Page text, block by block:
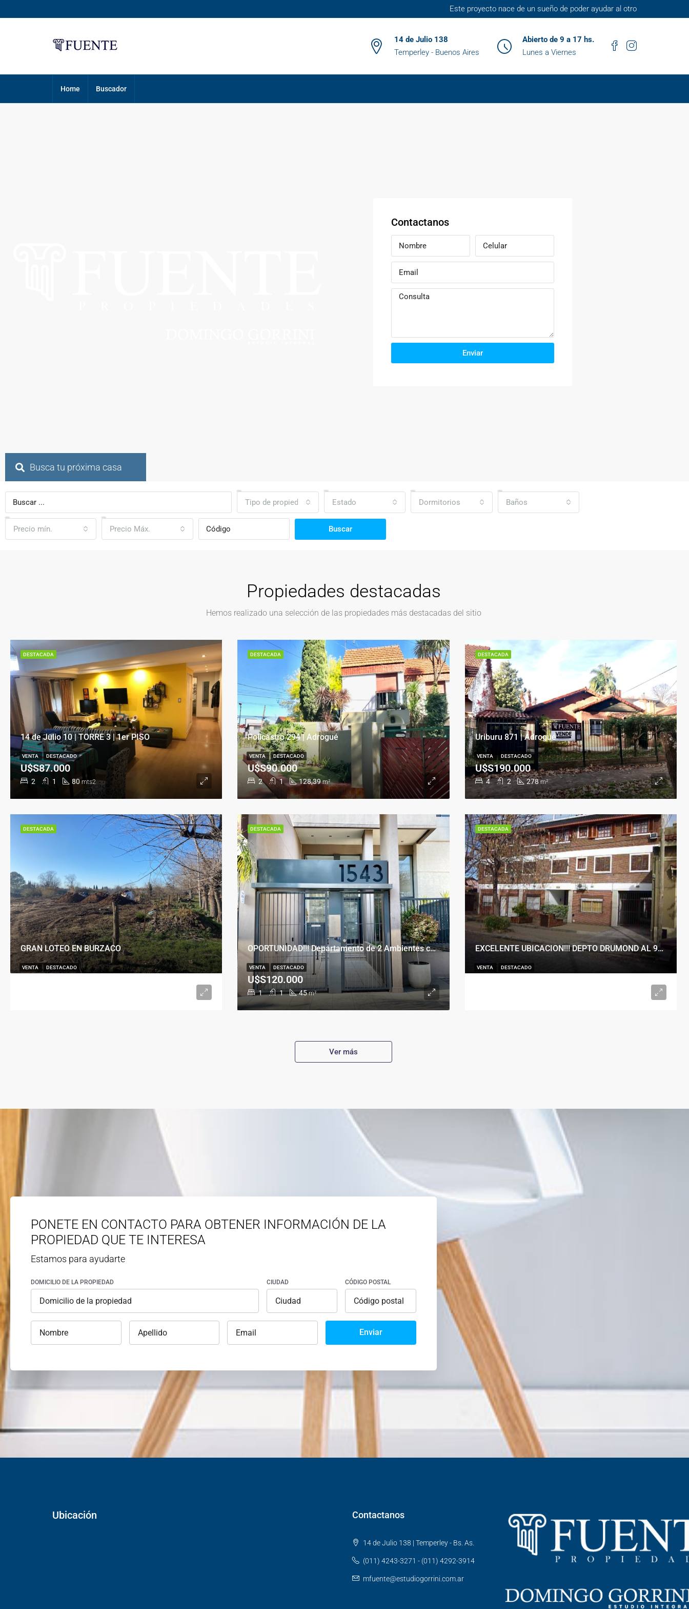
Este proyecto nace de un sueño de poder ayudar al otro
14 de Julio 138
Temperley - Buenos Aires
Abierto de 9 a 17 hs.
Lunes a Viernes
Home Buscador
Contactanos
Enviar
Busca tu próxima casa
Tipo de propiedad Estado Dormitorios Baños
Precio mín. Precio Máx. Buscar
Propiedades destacadas
Hemos realizado una selección de las propiedades más destacadas del sitio
14 de Julio 10 | TORRE 3 | 1er PISO
2 1 80 mts2
U$S87.000
VENTA DESTACADO
DESTACADA
Policastro 294 | Adrogué
2 1 128,39 m²
U$S90.000
VENTA DESTACADO
DESTACADA
Uriburu 871 | Adrogué
4 2 278 m²
U$S190.000
VENTA DESTACADO
DESTACADA
GRAN LOTEO EN BURZACO
VENTA DESTACADO
DESTACADA
OPORTUNIDAD!!! Departamento de 2 Ambientes con Cochera en Banfield Este
1 1 45 m²
U$S120.000
VENTA DESTACADO
DESTACADA
EXCELENTE UBICACION!!! DEPTO DRUMOND AL 900
VENTA DESTACADO
DESTACADA
Ver más
PONETE EN CONTACTO PARA OBTENER INFORMACIÓN DE LA
PROPIEDAD QUE TE INTERESA
Estamos para ayudarte
DOMICILIO DE LA PROPIEDAD CIUDAD CÓDIGO POSTAL
Enviar
Ubicación Contactanos
14 de Julio 138 | Temperley - Bs. As.
(011) 4243-3271 - (011) 4292-3914
mfuente@estudiogorrini.com.ar